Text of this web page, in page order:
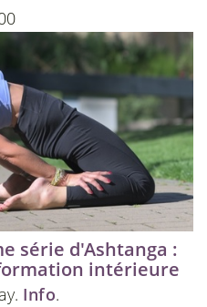
série d'Ashtanga :
intérieure
Info.